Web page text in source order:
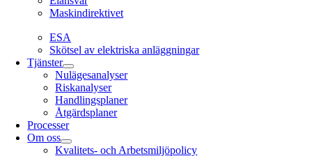
Maskindirektivet
ESA
Skötsel av elektriska anläggningar
Tjänster
Nulägesanalyser
Riskanalyser
Handlingsplaner
Åtgärdsplaner
Processer
Om oss
Kvalitets- och Arbetsmiljöpolicy